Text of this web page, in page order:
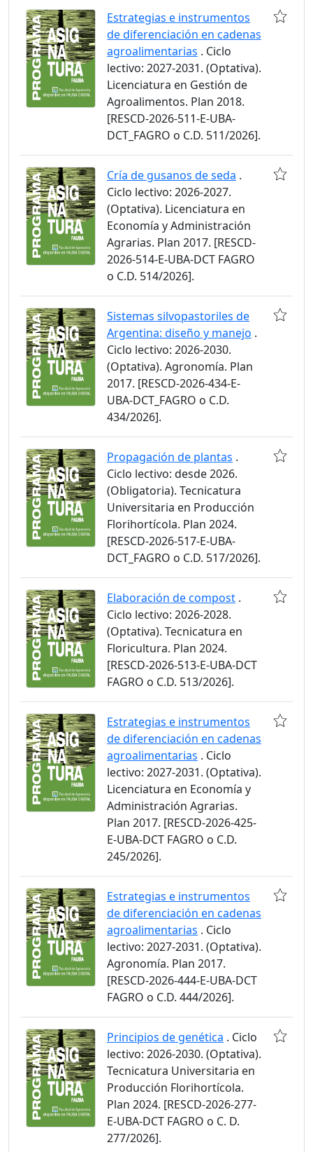
Estrategias e instrumentos
de diferenciación en cadenas
agroalimentarias . Ciclo
lectivo: 2027-2031. (Optativa).
Licenciatura en Gestión de
Agroalimentos. Plan 2018.
[RESCD-2026-511-E-UBA-
DCT_FAGRO o C.D. 511/2026].
Cría de gusanos de seda .
Ciclo lectivo: 2026-2027.
(Optativa). Licenciatura en
Economía y Administración
Agrarias. Plan 2017. [RESCD-
2026-514-E-UBA-DCT FAGRO
o C.D. 514/2026].
Sistemas silvopastoriles de
Argentina: diseño y manejo .
Ciclo lectivo: 2026-2030.
(Optativa). Agronomía. Plan
2017. [RESCD-2026-434-E-
UBA-DCT_FAGRO o C.D.
434/2026].
Propagación de plantas .
Ciclo lectivo: desde 2026.
(Obligatoria). Tecnicatura
Universitaria en Producción
Florihortícola. Plan 2024.
[RESCD-2026-517-E-UBA-
DCT_FAGRO o C.D. 517/2026].
Elaboración de compost .
Ciclo lectivo: 2026-2028.
(Optativa). Tecnicatura en
Floricultura. Plan 2024.
[RESCD-2026-513-E-UBA-DCT
FAGRO o C.D. 513/2026].
Estrategias e instrumentos
de diferenciación en cadenas
agroalimentarias . Ciclo
lectivo: 2027-2031. (Optativa).
Licenciatura en Economía y
Administración Agrarias.
Plan 2017. [RESCD-2026-425-
E-UBA-DCT FAGRO o C.D.
245/2026].
Estrategias e instrumentos
de diferenciación en cadenas
agroalimentarias . Ciclo
lectivo: 2027-2031. (Optativa).
Agronomía. Plan 2017.
[RESCD-2026-444-E-UBA-DCT
FAGRO o C.D. 444/2026].
Principios de genética . Ciclo
lectivo: 2026-2030. (Optativa).
Tecnicatura Universitaria en
Producción Florihortícola.
Plan 2024. [RESCD-2026-277-
E-UBA-DCT FAGRO o C. D.
277/2026].